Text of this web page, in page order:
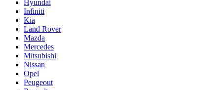
Hyundai
Infiniti
Kia
Land Rover
Mazda
Mercedes
Mitsubishi
Nissan
Opel
Peugeout